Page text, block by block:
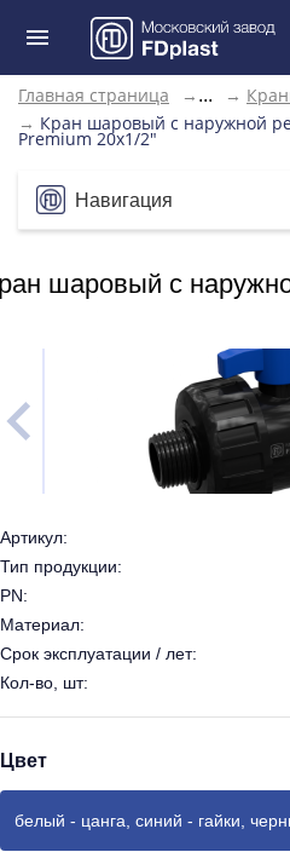
Главная страница → ... →
→ Кран шаровый с наружной
Premium 20х1/2"
Навигация
шаровый с
Артикул:
Тип продукции:
PN:
Материал:
Срок эксплуатации / лет:
Кол-во, шт:
Цвет
белый - цанга, синий - гайки,